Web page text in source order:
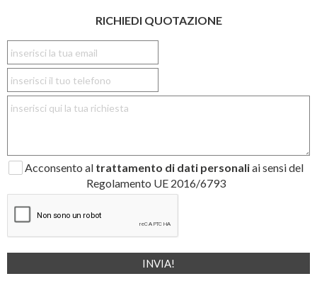
RICHIEDI QUOTAZIONE
Acconsento al trattamento di dati personaliai sensi del
Regolamento UE 2016/6793